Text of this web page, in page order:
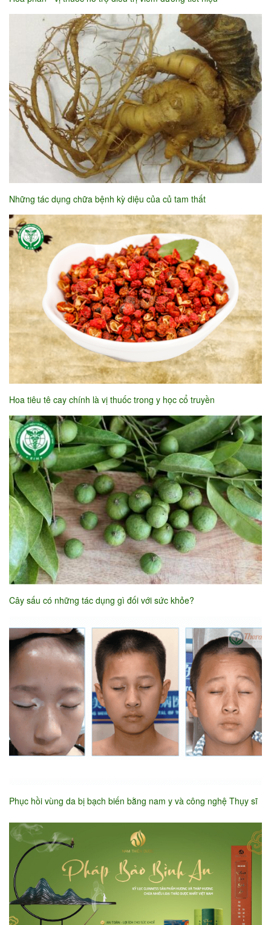
Những tác dụng chữa bệnh kỳ diệu của củ tam thất
Hoa tiêu tê cay chính là vị thuốc trong y học cổ truyền
Cây sấu có những tác dụng gì đối với sức khỏe?
Phục hồi vùng da bị bạch biến bằng nam y và công nghệ Thụy sĩ